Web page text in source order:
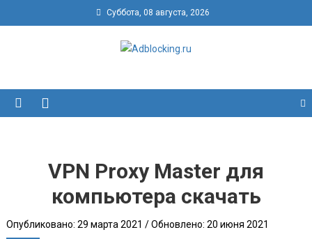
Суббота, 08 августа, 2026
бесплатно
VPN Proxy Master для
компьютера скачать
Опубликовано: 29 марта 2021 / Обновлено: 20 июня 2021